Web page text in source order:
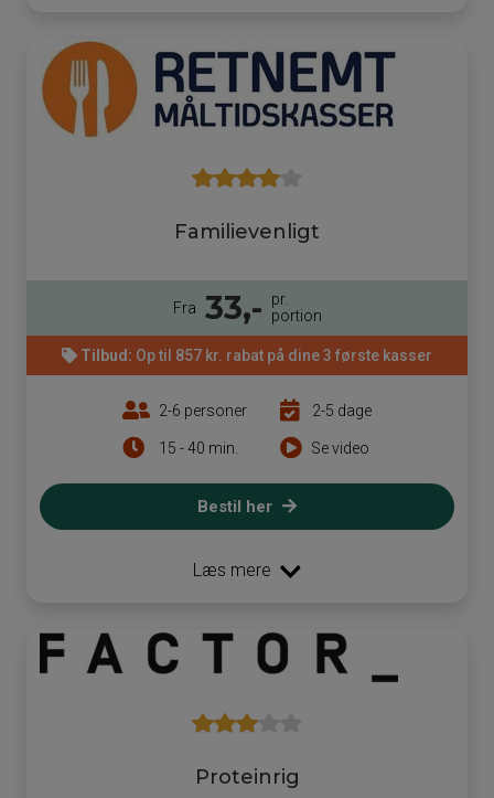
Familievenligt
Fra 33,-
pr.
portion
Tilbud: Op til 857 kr. rabat på dine 3 første kasser
2-6 personer
15 - 40 min.
2-5 dage
Se video
Bestil her
Læs mere
Proteinrig